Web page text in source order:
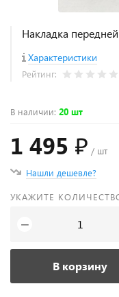
Накладка
Характеристики
Рейтинг:
В наличии: 20 шт
1 495 ₽ / шт
Нашли дешевле?
УКАЖИТЕ
−
В корзину